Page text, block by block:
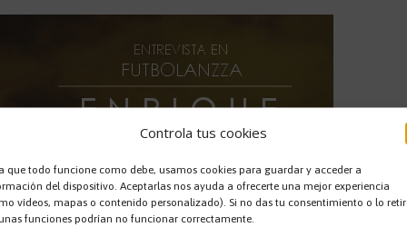
Controla tus cookies
que todo funcione como debe, usamos cookies para guardar y acceder a
del dispositivo. Aceptarlas nos ayuda a ofrecerte una mejor experiencia
vídeos, mapas o contenido personalizado). Si no das tu consentimiento o lo
funciones podrían no funcionar correctamente.